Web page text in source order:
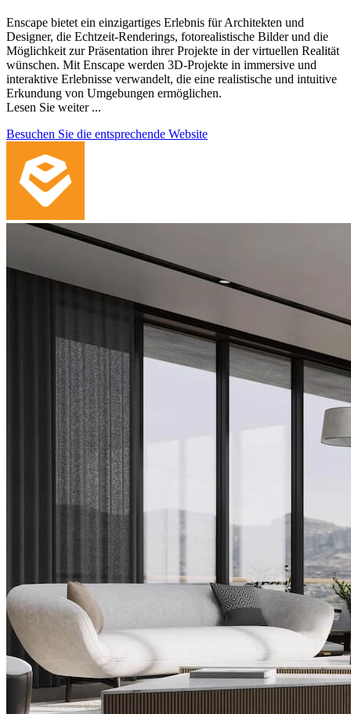
Enscape bietet ein einzigartiges Erlebnis für Architekten und
Designer, die Echtzeit-Renderings, fotorealistische Bilder und die
Möglichkeit zur Präsentation ihrer Projekte in der virtuellen Realität
wünschen. Mit Enscape werden 3D-Projekte in immersive und
interaktive Erlebnisse verwandelt, die eine realistische und intuitive
Erkundung von Umgebungen ermöglichen.
Lesen Sie weiter ...
Besuchen Sie die entsprechende Website